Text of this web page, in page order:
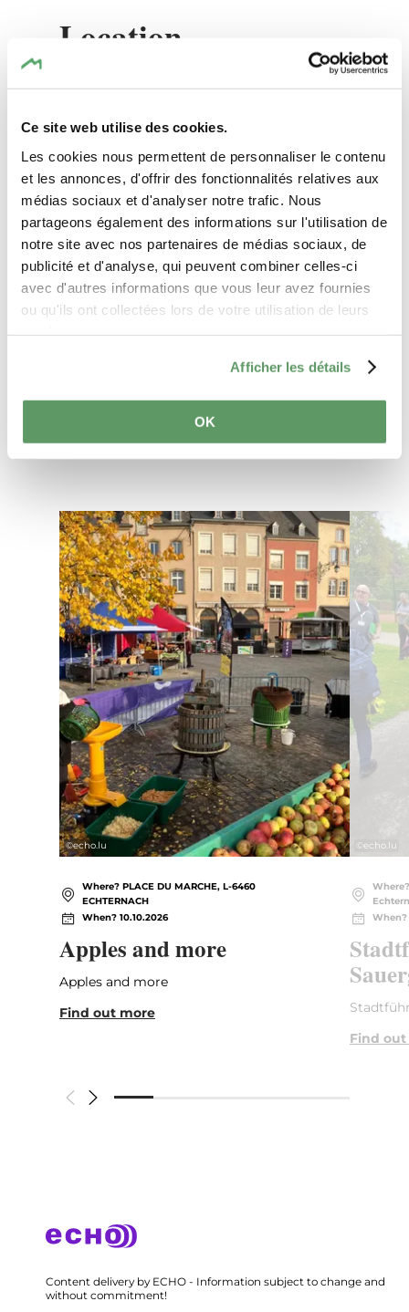
Ce site web utilise des cookies.
Les cookies nous permettent de personnaliser le contenu
et les annonces, d'offrir des fonctionnalités relatives aux
médias sociaux et d'analyser notre trafic. Nous
partageons également des informations sur l'utilisation de
notre site avec nos partenaires de médias sociaux, de
publicité et d'analyse, qui peuvent combiner celles-ci
avec d'autres informations que vous leur avez fournies
ou qu'ils ont collectées lors de votre utilisation de leurs
Afficher les détails
OK
Location
Echternach Tourist Office
Show on map
©echo.lu
Where? PLACE DU MARCHE, L-6460
ECHTERNACH
When? 10.10.2026
Apples and more
Apples and more
Find out more
Find out more
©echo.lu
When?
Find
Content delivery by ECHO - Information subject to change and
without commitment!